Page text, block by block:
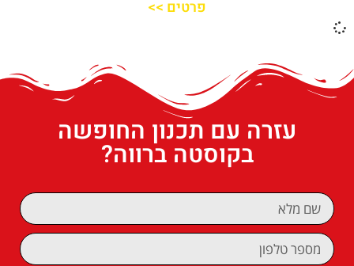
פרטים >>
עזרה עם תכנון החופשה
בקוסטה ברווה?